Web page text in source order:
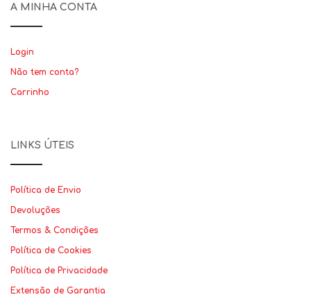
A MINHA CONTA
Login
Não tem conta?
Carrinho
LINKS ÚTEIS
Política de Envio
Devoluções
Termos & Condições
Política de Cookies
Política de Privacidade
Extensão de Garantia